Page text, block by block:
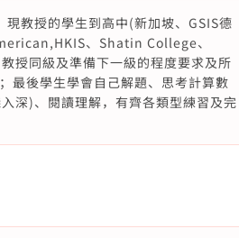
教授的學生到高中(新加坡、GSIS德
、Shatin College、
授同級及準備下一級的程度要求及所
最後學生學會自己解題、思考計算數
深)、閱讀理解，有齊各類型練習及完